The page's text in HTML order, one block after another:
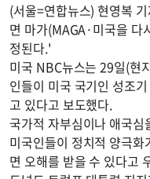
(서울=연합뉴스) 현영복
면 마가(MAGA·미국을 다
정된다.'
미국 NBC뉴스는 29일(현
인들이 미국 국기인 성조
고 있다고 보도했다.
국가적 자부심이나 애국
미국인들이 정치적 양극
면 오해를 받을 수 있다고